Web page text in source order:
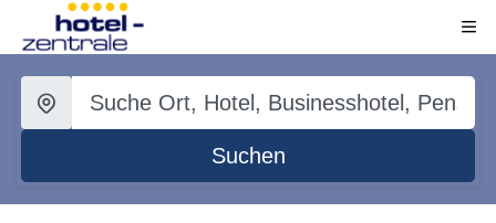
Suchen